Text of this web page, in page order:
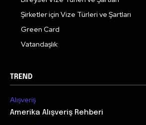
Şirketler için Vize Türleri ve Şartları
Green Card
Vatandaşlık
TREND
Alışveriş
Amerika Alışveriş Rehberi